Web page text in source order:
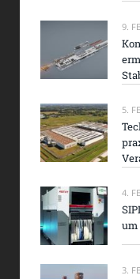
9.
5.
4.
um
3.